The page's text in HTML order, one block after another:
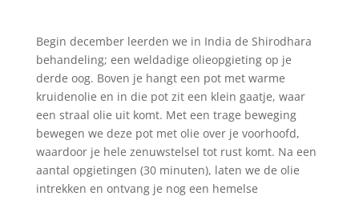
Begin december leerden we in India de Shirodhara
behandeling; een weldadige olieopgieting op je
derde oog. Boven je hangt een pot met warme
kruidenolie en in die pot zit een klein gaatje, waar
een straal olie uit komt. Met een trage beweging
bewegen we deze pot met olie over je voorhoofd,
waardoor je hele zenuwstelsel tot rust komt. Na een
aantal opgietingen (30 minuten), laten we de olie
intrekken en ontvang je nog een hemelse